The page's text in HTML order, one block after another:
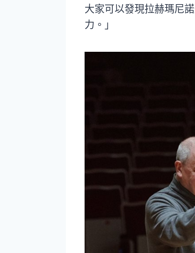
大家可以發現拉赫瑪尼
力。」